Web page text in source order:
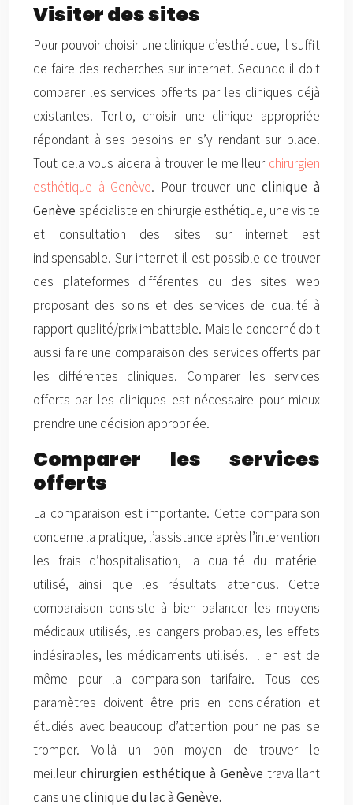
Visiter des sites
Pour pouvoir choisir une clinique d’esthétique, il suffit
de faire des recherches sur internet. Secundo il doit
comparer les services offerts par les cliniques déjà
existantes. Tertio, choisir une clinique appropriée
répondant à ses besoins en s’y rendant sur place.
Tout cela vous aidera à trouver le meilleur chirurgien
esthétique à Genève. Pour trouver uneclinique à
Genève spécialiste en chirurgie esthétique, une visite
et consultation des sites sur internet est
indispensable. Sur internet il est possible de trouver
des plateformes différentes ou des sites web
proposant des soins et des services de qualité à
rapport qualité/prix imbattable. Mais le concerné doit
aussi faire une comparaison des services offerts par
les différentes cliniques. Comparer les services
offerts par les cliniques est nécessaire pour mieux
prendre une décision appropriée.
Comparer les services
offerts
La comparaison est importante. Cette comparaison
concerne la pratique, l’assistance après l’intervention
les frais d’hospitalisation, la qualité du matériel
utilisé, ainsi que les résultats attendus. Cette
comparaison consiste à bien balancer les moyens
médicaux utilisés, les dangers probables, les effets
indésirables, les médicaments utilisés. Il en est de
même pour la comparaison tarifaire. Tous ces
paramètres doivent être pris en considération et
étudiés avec beaucoup d’attention pour ne pas se
tromper. Voilà un bon moyen de trouver le
meilleurchirurgien esthétique à Genève travaillant
dans uneclinique du lac à Genève.